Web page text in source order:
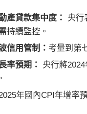
產貸款集中度：
央行
持續監控。
信用管制： 考量到第
率預期：
央行將
。
年國內CPI年增率